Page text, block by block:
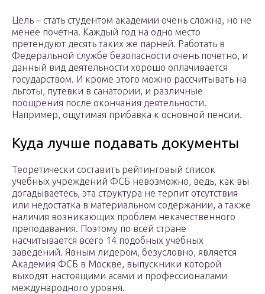
Цель – стать студентом академии очень сложна, но не
менее почетна. Каждый год на одно место
претендуют десять таких же парней. Работать в
Федеральной службе безопасности очень почетно, и
данный вид деятельности хорошо оплачивается
государством. И кроме этого можно рассчитывать на
льготы, путевки в санатории, и различные
поощрения после окончания деятельности.
Например, ощутимая прибавка к основной пенсии.
Куда лучше подавать документы
Теоретически составить рейтинговый список
учебных учреждений ФСБ невозможно, ведь, как вы
догадываетесь, эта структура не терпит отсутствия
или недостатка в материальном содержании, а также
наличия возникающих проблем некачественного
преподавания. Поэтому по всей стране
насчитывается всего 14 подобных учебных
заведений. Явным лидером, безусловно, является
Академия ФСБ в Москве, выпускники которой
выходят настоящими асами и профессионалами
международного уровня.